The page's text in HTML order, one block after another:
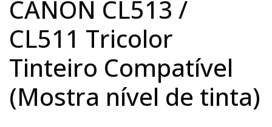
CANON CL513 /
CL511 Tricolor
Tinteiro Compatível
(Mostra nível de tinta)